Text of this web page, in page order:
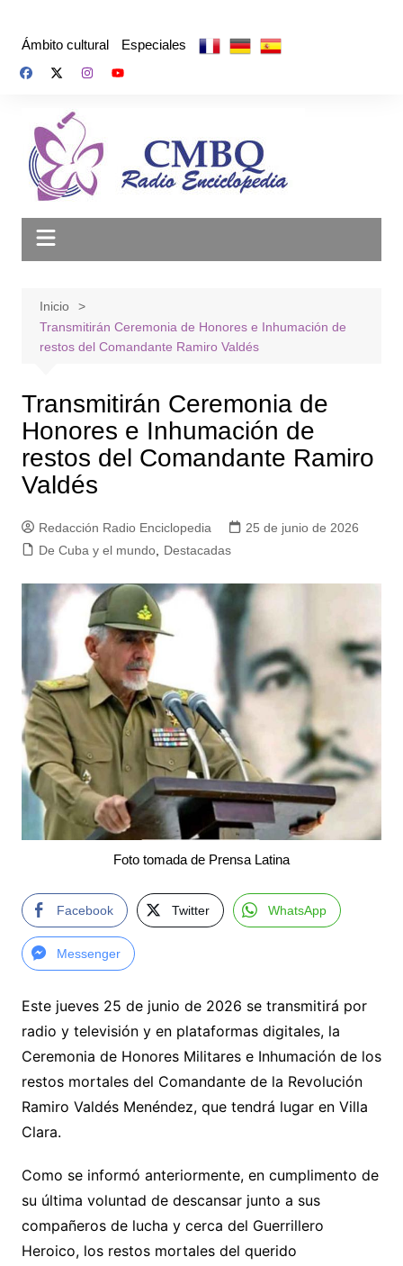
Ámbito cultural Especiales
Inicio
Transmitirán Ceremonia de Honores e Inhumación de
restos del Comandante Ramiro Valdés
Transmitirán Ceremonia de
Honores e Inhumación de
restos del Comandante Ramiro
Valdés
Redacción Radio Enciclopedia
25 de junio de 2026
De Cuba y el mundo, Destacadas
Foto tomada de Prensa Latina
Facebook Twitter WhatsApp
Messenger
Este jueves 25 de junio de 2026 se transmitirá por
radio y televisión y en plataformas digitales, la
Ceremonia de Honores Militares e Inhumación de los
restos mortales del Comandante de la Revolución
Ramiro Valdés Menéndez, que tendrá lugar en Villa
Clara.
Como se informó anteriormente, en cumplimento de
su última voluntad de descansar junto a sus
compañeros de lucha y cerca del Guerrillero
Heroico, los restos mortales del querido